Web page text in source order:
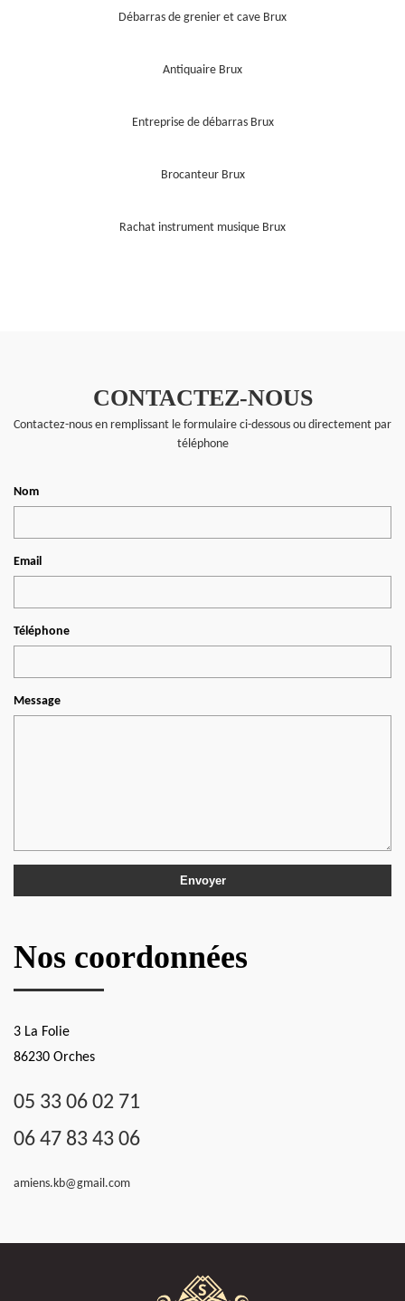
Débarras de grenier et cave Brux
Antiquaire Brux
Entreprise de débarras Brux
Brocanteur Brux
Rachat instrument musique Brux
CONTACTEZ-NOUS
Contactez-nous en remplissant le formulaire ci-dessous ou directement par
téléphone
Nom
Email
Téléphone
Message
Nos coordonnées
3 La Folie
86230 Orches
05 33 06 02 71
06 47 83 43 06
amiens.kb@gmail.com